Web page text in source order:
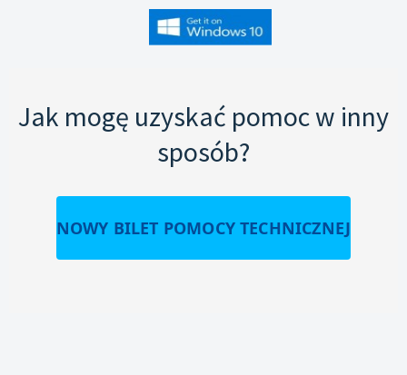
Jak mogę uzyskać pomoc w inny
sposób?
NOWY BILET POMOCY TECHNICZNEJ